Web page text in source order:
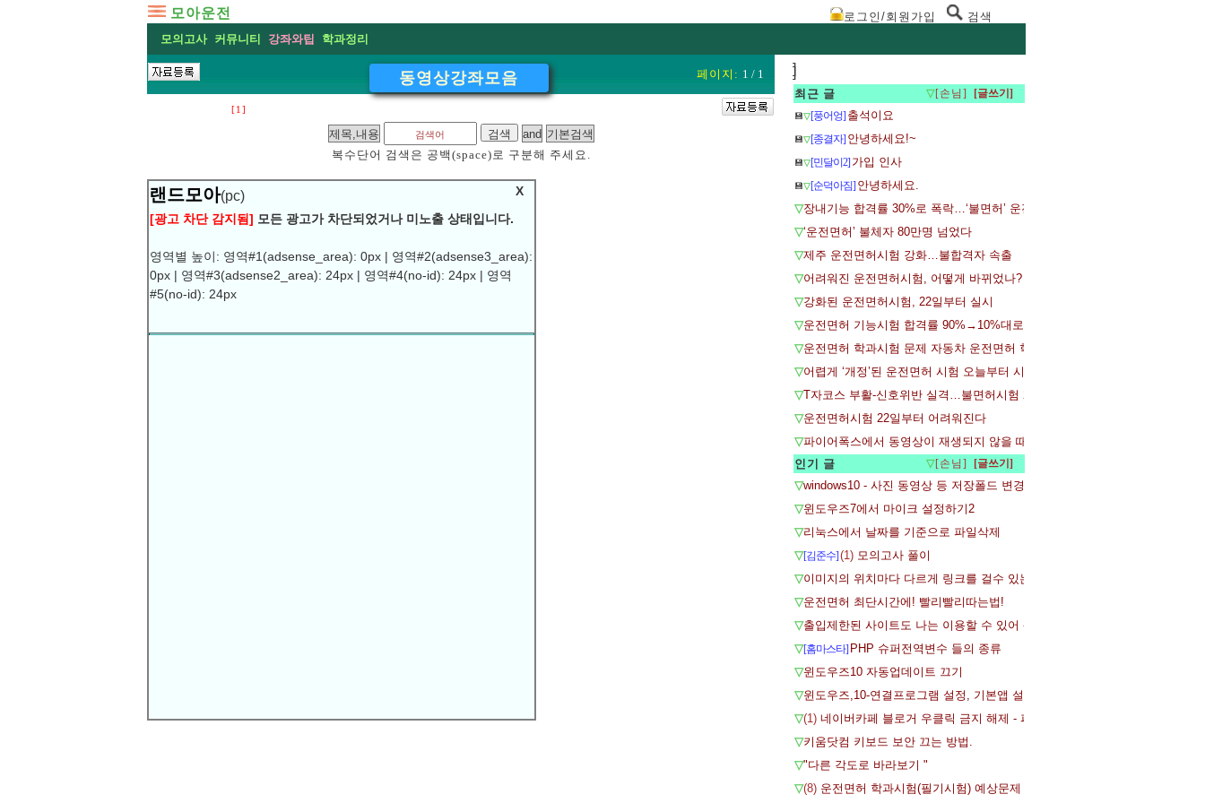
모아운전 로그인/회원가입 검색
모의고사 커뮤니티 강좌와팁 학과정리
X
랜드모아(pc)
[광고 차단 감지됨] 모든 광고가 차단되었거나 미노출 상태입니다.
영역별 높이: 영역#1(adsense_area): 0px | 영역#2(adsense3_area):
0px | 영역#3(adsense2_area): 24px | 영역#4(no-id): 24px | 영역
#5(no-id): 24px
광고차단 프로그램은 제거후 이용 하시기 바랍니다.
동영상강좌모음 페이지: 1 / 1
[1]
복수단어 검색은 공백(space)로 구분해 주세요.
]
]
최근 글 ▽[손님]
💾▽[풍어엉] 출석이요
💾▽[종결자] 안녕하세요!~
💾▽[민달이2] 가입 인사
💾▽[순덕아짐] 안녕하세요.
▽장내기능 합격률 30%로 폭락…‘불면허’ 운전시험 일주일
▽‘운전면허’ 불체자 80만명 넘었다
▽제주 운전면허시험 강화…불합격자 속출
▽어려워진 운전면허시험, 어떻게 바뀌었나?
▽강화된 운전면허시험, 22일부터 실시
▽운전면허 기능시험 합격률 90%→10%대로…응시자들 어리둥절
▽운전면허 학과시험 문제 자동차 운전면허 학과시험 문제공개
▽어렵게 ‘개정’된 운전면허 시험 오늘부터 시행
▽T자코스 부활-신호위반 실격…불면허시험 22일 시행
▽운전면허시험 22일부터 어려워진다
▽파이어폭스에서 동영상이 재생되지 않을 때 - 플래시 플레어어 설치
인기 글
▽[손님]
▽windows10 - 사진 동영상 등 저장폴드 변경
▽윈도우즈7에서 마이크 설정하기2
▽리눅스에서 날짜를 기준으로 파일삭제
▽[김준수](1) 모의고사 풀이
▽이미지의 위치마다 다르게 링크를 걸수 있는 이미지맵 - Imagemapic
▽운전면허 최단시간에! 빨리빨리따는법!
▽출입제한된 사이트도 나는 이용할 수 있어 - 파이어폭스 확장기능 User Agent
▽[홈마스타] PHP 슈퍼전역변수 들의 종류
▽윈도우즈10 자동업데이트 끄기
▽윈도우즈,10-연결프로그램 설정, 기본앱 설정 변경
▽(1) 네이버카페 블로거 우클릭 금지 해제 - 파이어 폭스
▽키움닷컴 키보드 보안 끄는 방법.
▽"다른 각도로 바라보기 "
▽(8) 운전면허 학과시험(필기시험) 예상문제 - 모의고사 제 18 회